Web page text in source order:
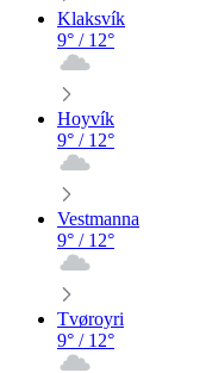
Klaksvík
9° / 12°
Hoyvík
9° / 12°
Vestmanna
9° / 12°
Tvøroyri
9° / 12°